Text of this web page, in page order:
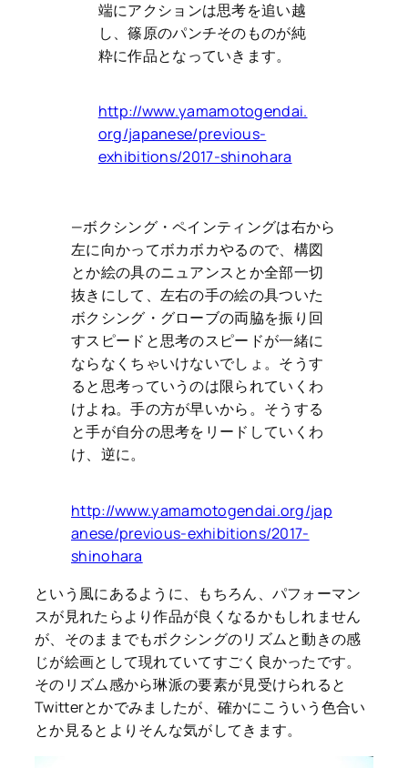
端にアクションは思考を追い越
し、篠原のパンチそのものが純
粋に作品となっていきます。
http://www.yamamotogendai.
org/japanese/previous-
exhibitions/2017-shinohara
—ボクシング・ペインティングは右から
左に向かってボカボカやるので、構図
とか絵の具のニュアンスとか全部一切
抜きにして、左右の手の絵の具ついた
ボクシング・グローブの両脇を振り回
すスピードと思考のスピードが一緒に
ならなくちゃいけないでしょ。そうす
ると思考っていうのは限られていくわ
けよね。手の方が早いから。そうする
と手が自分の思考をリードしていくわ
け、逆に。
http://www.yamamotogendai.org/jap
anese/previous-exhibitions/2017-
shinohara
という風にあるように、もちろん、パフォーマン
スが見れたらより作品が良くなるかもしれません
が、そのままでもボクシングのリズムと動きの感
じが絵画として現れていてすごく良かったです。
そのリズム感から琳派の要素が見受けられると
Twitterとかでみましたが、確かにこういう色合い
とか見るとよりそんな気がしてきます。